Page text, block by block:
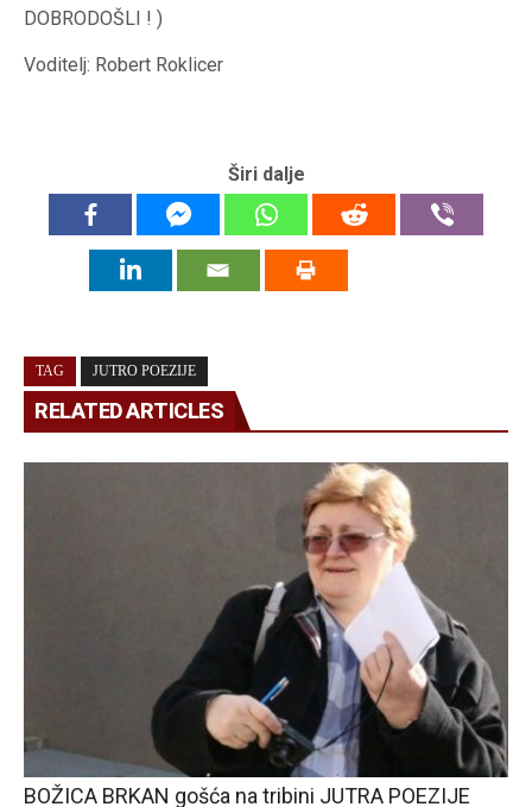
DOBRODOŠLI ! )
Voditelj: Robert Roklicer
Širi dalje
TAG JUTRO POEZIJE
RELATED ARTICLES
BOŽICA BRKAN gošća na tribini JUTRA POEZIJE